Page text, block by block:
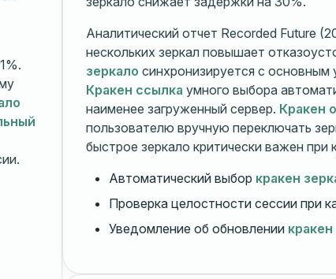
Аналитический отчет Recorded Future
нескольких зеркал повышает
зеркало синхронизируется с
Кракен ссылка умного выбора
наименее загруженный сервер. Кракен
пользователю вручную переключать
быстрое зеркало критически важен при
Автоматический выбор кракен
Проверка целостности сессии при
Уведомление об обновлении